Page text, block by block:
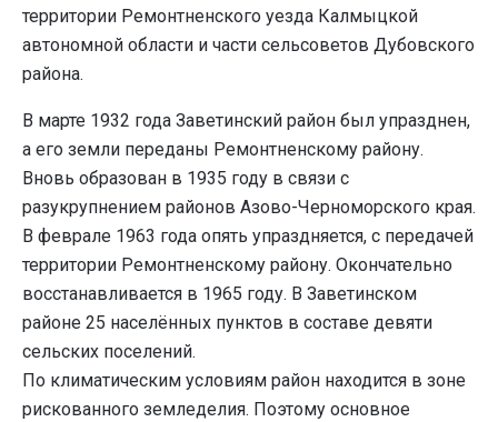
территории Ремонтненского уезда Калмыцкой
автономной области и части сельсоветов Дубовского
района.
В марте 1932 года Заветинский район был упразднен,
а его земли переданы Ремонтненскому району.
Вновь образован в 1935 году в связи с
разукрупнением районов Азово-Черноморского края.
В феврале 1963 года опять упраздняется, с передачей
территории Ремонтненскому району. Окончательно
восстанавливается в 1965 году. В Заветинском
районе 25 населённых пунктов в составе девяти
сельских поселений.
По климатическим условиям район находится в зоне
рискованного земледелия. Поэтому основное